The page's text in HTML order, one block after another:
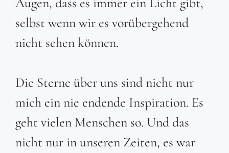
selbst wenn wir es vorübergehend
nicht sehen können.
Die Sterne über uns sind nicht nur
mich ein nie endende Inspiration. Es
geht vielen Menschen so. Und das
nicht nur in unseren Zeiten, es war